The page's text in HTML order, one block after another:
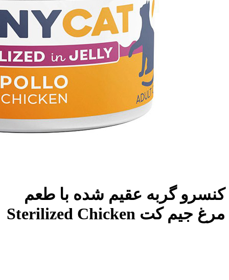
کنسرو گربه عقیم شده با طعم
مرغ جیم کت Sterilized Chicken